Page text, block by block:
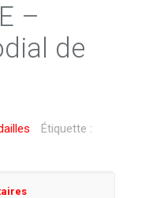
–
de
Étiquette :